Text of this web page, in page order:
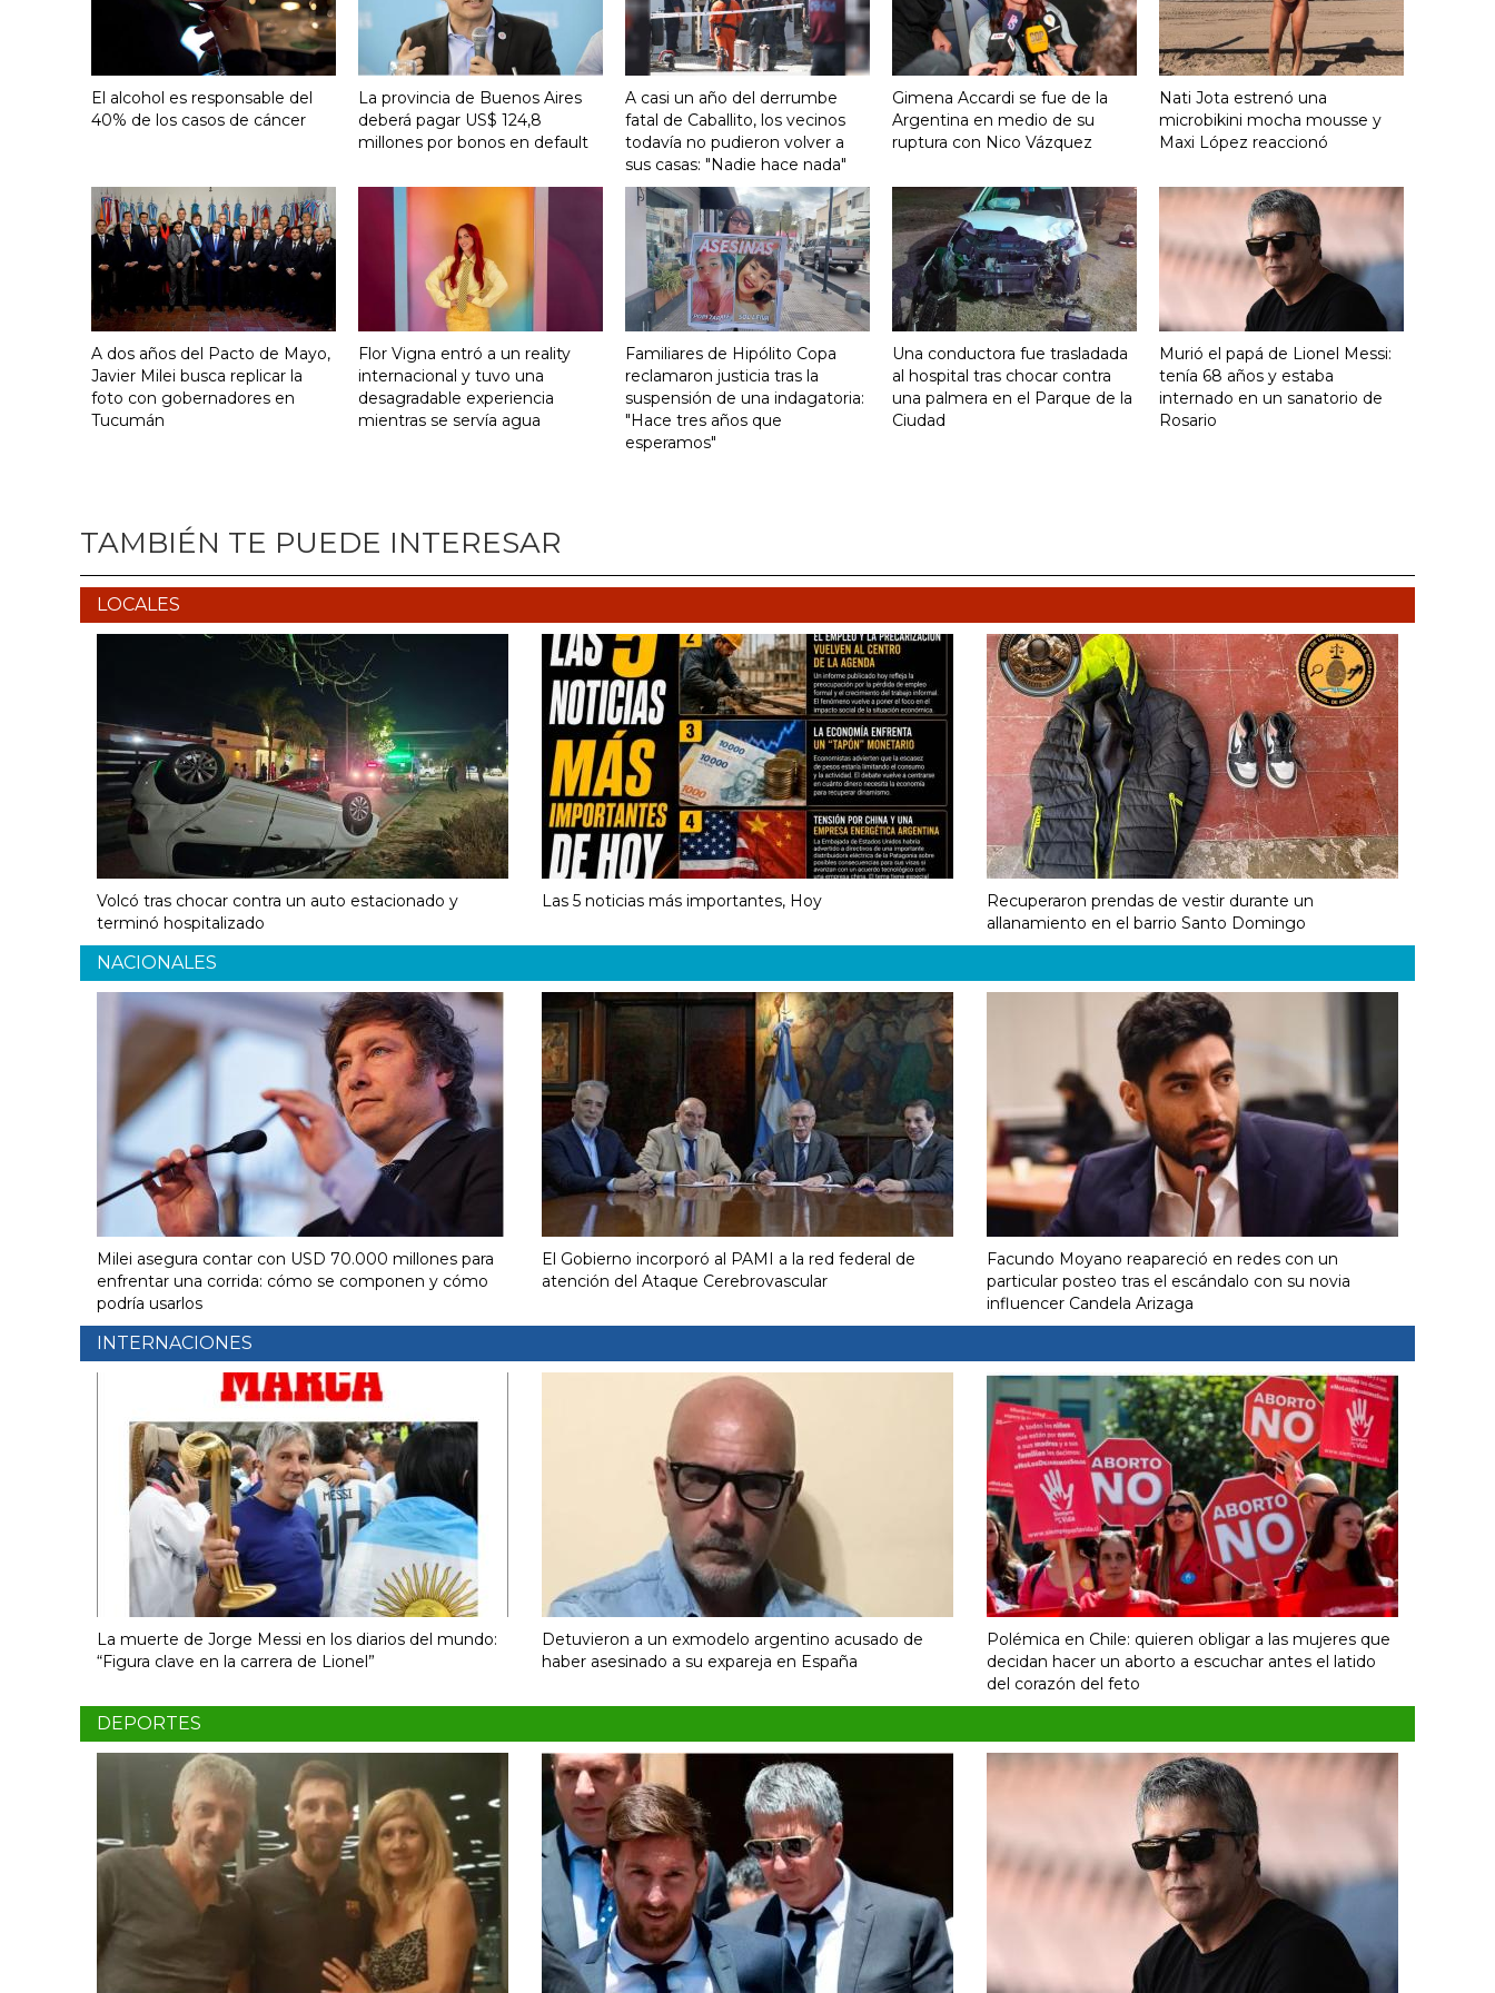
El alcohol es responsable del
40% de los casos de cáncer
La provincia de Buenos Aires
deberá pagar US$ 124,8
millones por bonos en default
A casi un año del derrumbe
fatal de Caballito, los vecinos
todavía no pudieron volver a
sus casas: "Nadie hace nada"
Gimena Accardi se fue de la
Argentina en medio de su
ruptura con Nico Vázquez
Nati Jota estrenó una
microbikini mocha mousse y
Maxi López reaccionó
A dos años del Pacto de Mayo,
Javier Milei busca replicar la
foto con gobernadores en
Tucumán
Flor Vigna entró a un reality
internacional y tuvo una
desagradable experiencia
mientras se servía agua
Familiares de Hipólito Copa
reclamaron justicia tras la
suspensión de una indagatoria:
"Hace tres años que
esperamos"
Una conductora fue trasladada
al hospital tras chocar contra
una palmera en el Parque de la
Ciudad
Murió el papá de Lionel Messi:
tenía 68 años y estaba
internado en un sanatorio de
Rosario
TAMBIÉN TE PUEDE INTERESAR
LOCALES
Volcó tras chocar contra un auto estacionado y
terminó hospitalizado
Las 5 noticias más importantes, Hoy
Recuperaron prendas de vestir durante un
allanamiento en el barrio Santo Domingo
NACIONALES
Milei asegura contar con USD 70.000 millones para
enfrentar una corrida: cómo se componen y cómo
podría usarlos
El Gobierno incorporó al PAMI a la red federal de
atención del Ataque Cerebrovascular
Facundo Moyano reapareció en redes con un
particular posteo tras el escándalo con su novia
influencer Candela Arizaga
INTERNACIONES
La muerte de Jorge Messi en los diarios del mundo:
“Figura clave en la carrera de Lionel”
Detuvieron a un exmodelo argentino acusado de
haber asesinado a su expareja en España
Polémica en Chile: quieren obligar a las mujeres que
decidan hacer un aborto a escuchar antes el latido
del corazón del feto
DEPORTES